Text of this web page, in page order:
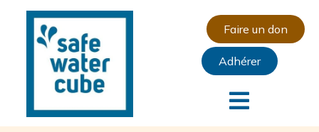
Faire un don
Adhérer